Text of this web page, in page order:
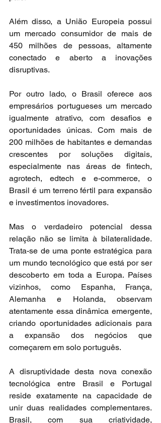
Além disso, a União Europeia possui
um mercado consumidor de mais de
450 milhões de pessoas, altamente
conectado e aberto a inovações
disruptivas.
Por outro lado, o Brasil oferece aos
empresários portugueses um mercado
igualmente atrativo, com desafios e
oportunidades únicas. Com mais de
200 milhões de habitantes e demandas
crescentes por soluções digitais,
especialmente nas áreas de fintech,
agrotech, edtech e e-commerce, o
Brasil é um terreno fértil para expansão
e investimentos inovadores.
Mas o verdadeiro potencial dessa
relação não se limita à bilateralidade.
Trata-se de uma ponte estratégica para
um mundo tecnológico que está por ser
descoberto em toda a Europa. Países
vizinhos, como Espanha, França,
Alemanha e Holanda, observam
atentamente essa dinâmica emergente,
criando oportunidades adicionais para
a expansão dos negócios que
começarem em solo português.
A disruptividade desta nova conexão
tecnológica entre Brasil e Portugal
reside exatamente na capacidade de
unir duas realidades complementares.
Brasil, com sua criatividade,